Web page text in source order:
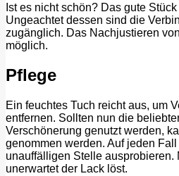
Ist es nicht schön? Das gute
Ungeachtet dessen sind die
zugänglich. Das Nachjustieren
möglich.
Pflege
Ein feuchtes Tuch reicht aus, um
entfernen. Sollten nun die
Verschönerung genutzt werden,
genommen werden. Auf jeden
unauffälligen Stelle ausprobieren.
unerwartet der Lack löst.